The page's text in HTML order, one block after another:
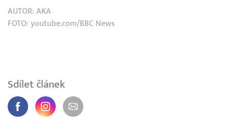
AUTOR: AKA
FOTO: youtube.com/BBC News
Sdílet článek